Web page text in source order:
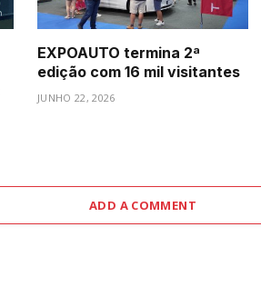
EXPOAUTO termina 2ª
edição com 16 mil visitantes
JUNHO 22, 2026
ADD A COMMENT